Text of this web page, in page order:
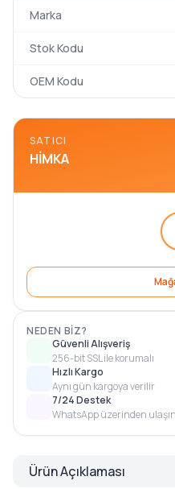
Marka
Stok Kodu
OEM Kodu
SATICI
HIMKA
NEDEN BIZ?
Güvenli Alışveriş
256-bit SSL ile korumalı
Hızlı Kargo
Aynı gün kargoya verilir
7/24 Destek
WhatsApp üzerinden ulaşın
Ürün Açıklaması